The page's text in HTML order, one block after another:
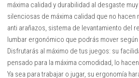
máxima calidad y durabilidad al desgaste
silenciosas de máxima calidad que no hacen
anti arañazos, sistema de levantamiento del
lumbar ergonómico que podrás mover
Disfrutarás al máximo de tus juegos: su
pensado para la máxima comodidad, lo
Ya sea para trabajar o jugar, su ergonomía